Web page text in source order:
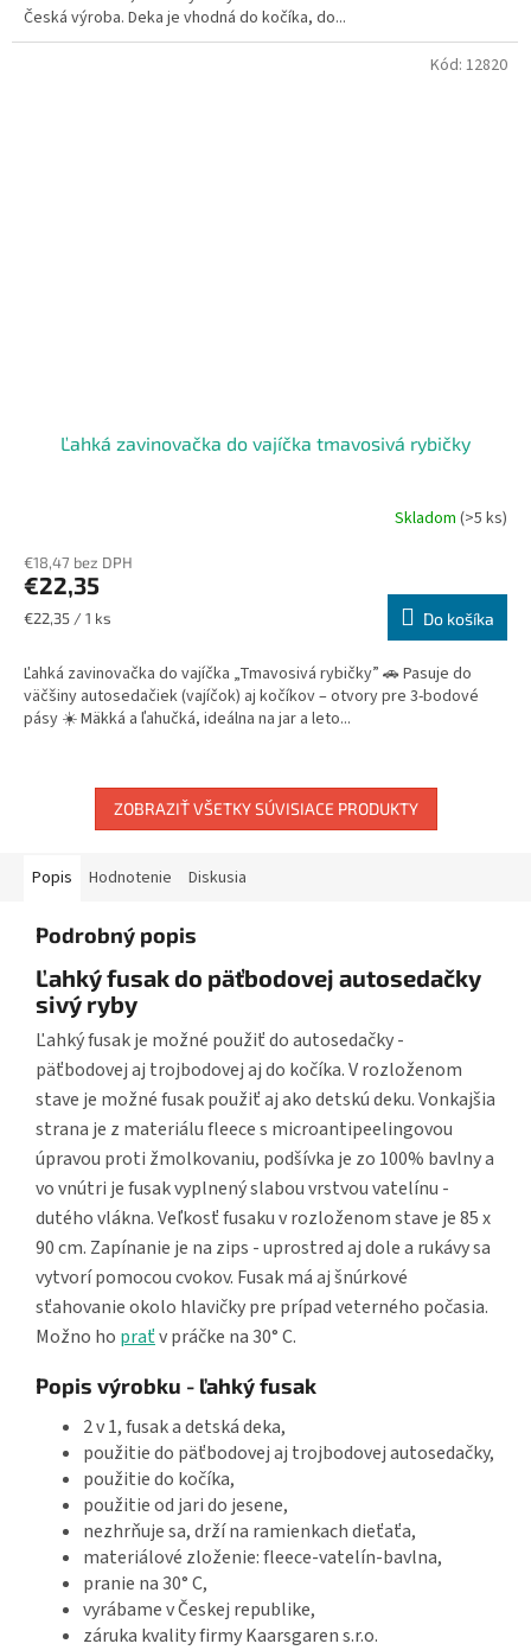
hviezdičiek.
Česká výroba. Deka je vhodná do kočíka, do...
Ľahká zavinovačka do vajíčka tmavosivá rybičky
Skladom (>5 ks)
€18,47 bez DPH
€22,35
Jednotková
€22,35 / 1 ks Do košíka
Ľahká zavinovačka do vajíčka „Tmavosivá rybičky” 🚗 Pasuje do
väčšiny autosedačiek (vajíčok) aj kočíkov – otvory pre 3-bodové
pásy ☀️ Mäkká a ľahučká, ideálna na jar a leto...
Kód: 12820
ZOBRAZIŤ VŠETKY SÚVISIACE PRODUKTY
Popis Hodnotenie Diskusia
Podrobný popis
Ľahký fusak do päťbodovej autosedačky
sivý ryby
Ľahký fusak je možné použiť do autosedačky -
päťbodovej aj trojbodovej aj do kočíka. V rozloženom
stave je možné fusak použiť aj ako detskú deku. Vonkajšia
strana je z materiálu fleece s microantipeelingovou
úpravou proti žmolkovaniu, podšívka je zo 100% bavlny a
vo vnútri je fusak vyplnený slabou vrstvou vatelínu -
dutého vlákna. Veľkosť fusaku v rozloženom stave je 85 x
90 cm. Zapínanie je na zips - uprostred aj dole a rukávy sa
vytvorí pomocou cvokov. Fusak má aj šnúrkové
sťahovanie okolo hlavičky pre prípad veterného počasia.
Možno ho praťv práčke na 30° C.
Popis výrobku - ľahký fusak
2 v 1, fusak a detská deka,
použitie do päťbodovej aj trojbodovej autosedačky,
použitie do kočíka,
použitie od jari do jesene,
nezhrňuje sa, drží na ramienkach dieťaťa,
materiálové zloženie: fleece-vatelín-bavlna,
pranie na 30° C,
vyrábame v Českej republike,
záruka kvality firmy Kaarsgaren s.r.o.